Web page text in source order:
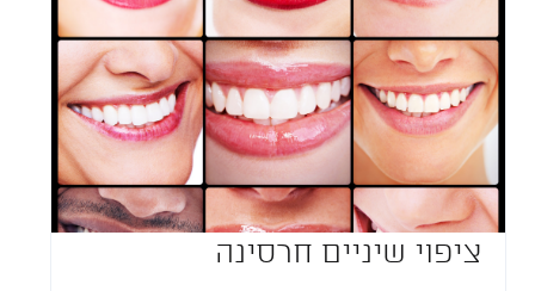
ציפוי שיניים חרסינה